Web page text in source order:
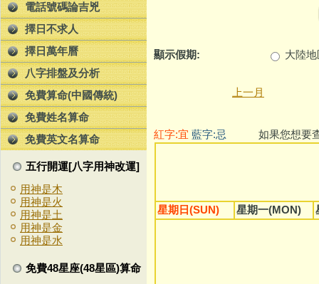
電話號碼論吉兇
擇日不求人
擇日萬年曆
八字排盤及分析
免費算命(中國傳統)
免費姓名算命
免費英文名算命
五行開運[八字用神改運]
用神是木
用神是火
用神是土
用神是金
用神是水
免費48星座(48星區)算命
顯示假期: 大陸
上一月
紅字:宜 藍字:忌 如果您想要查看
星期日(SUN) 星期一(MON)